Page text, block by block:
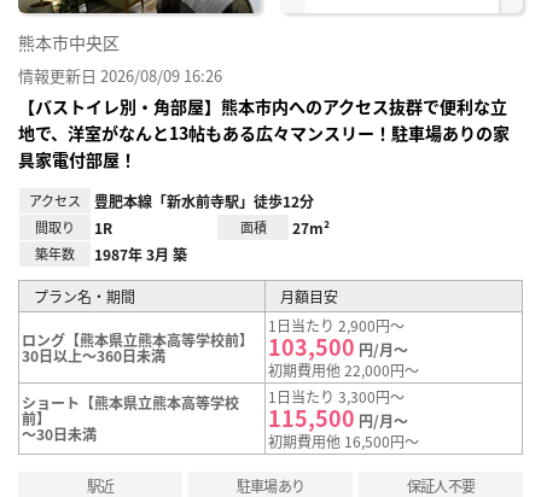
熊本市中央区
情報更新日 2026/08/09 16:26
【バストイレ別・角部屋】熊本市内へのアクセス抜群で便利な立
地で、洋室がなんと13帖もある広々マンスリー！駐車場ありの家
具家電付部屋！
アクセス 豊肥本線「新水前寺駅」徒歩12分
間取り 1R 面積 27m²
築年数 1987年 3月 築
プラン名・期間 月額目安
ロング【熊本県立熊本高等学校前】
30日以上～360日未満
1日当たり 2,900円～
103,500 円/月～
初期費用他 22,000円～
ショート【熊本県立熊本高等学校
前】
～30日未満
1日当たり 3,300円～
115,500 円/月～
初期費用他 16,500円～
駅近 駐車場あり
保証人不要